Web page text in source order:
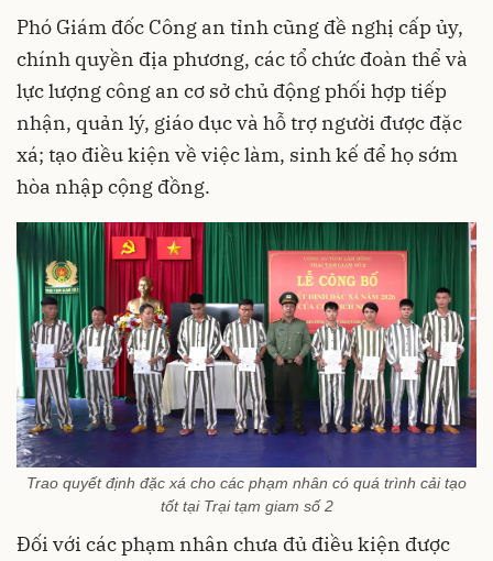
Phó Giám đốc Công an tỉnh cũng đề nghị cấp ủy,
chính quyền địa phương, các tổ chức đoàn thể và
lực lượng công an cơ sở chủ động phối hợp tiếp
nhận, quản lý, giáo dục và hỗ trợ người được đặc
xá; tạo điều kiện về việc làm, sinh kế để họ sớm
hòa nhập cộng đồng.
Trao quyết định đặc xá cho các phạm nhân có quá trình cải tạo
tốt tại Trại tạm giam số 2
Đối với các phạm nhân chưa đủ điều kiện được